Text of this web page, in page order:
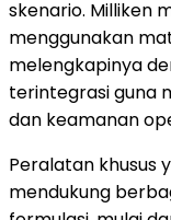
skenario. Milliken
menggunakan
melengkapinya
terintegrasi guna
dan keamanan
Peralatan khusus
mendukung